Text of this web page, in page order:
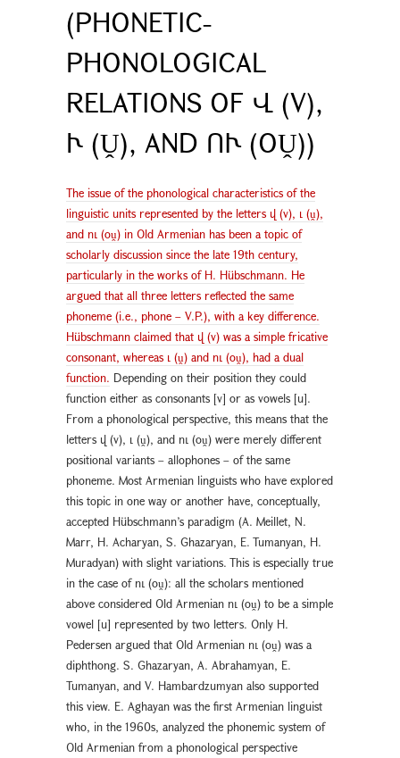
(PHONETIC-
PHONOLOGICAL
RELATIONS OF Վ (V),
Ւ (Ṷ), AND ՈՒ (OṶ))
The issue of the phonological characteristics of the
linguistic units represented by the letters վ (v), ւ (ṷ),
and ու (oṷ) in Old Armenian has been a topic of
scholarly discussion since the late 19th century,
particularly in the works of H. Hübschmann. He
argued that all three letters reflected the same
phoneme (i.e., phone – V.P.), with a key difference.
Hübschmann claimed that վ (v) was a simple fricative
consonant, whereas ւ (ṷ) and ու (oṷ), had a dual
function. Depending on their position they could
function either as consonants [v] or as vowels [u].
From a phonological perspective, this means that the
letters վ (v), ւ (ṷ), and ու (oṷ) were merely different
positional variants – allophones – of the same
phoneme. Most Armenian linguists who have explored
this topic in one way or another have, conceptually,
accepted Hübschmann’s paradigm (A. Meillet, N.
Marr, H. Acharyan, S. Ghazaryan, E. Tumanyan, H.
Muradyan) with slight variations. This is especially true
in the case of ու (oṷ): all the scholars mentioned
above considered Old Armenian ու (oṷ) to be a simple
vowel [u] represented by two letters. Only H.
Pedersen argued that Old Armenian ու (oṷ) was a
diphthong. S. Ghazaryan, A. Abrahamyan, E.
Tumanyan, and V. Hambardzumyan also supported
this view. E. Aghayan was the first Armenian linguist
who, in the 1960s, analyzed the phonemic system of
Old Armenian from a phonological perspective